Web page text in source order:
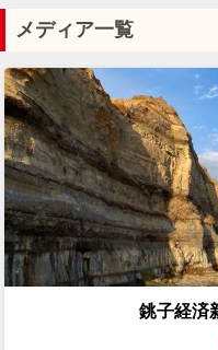
メディア一覧
銚子経済